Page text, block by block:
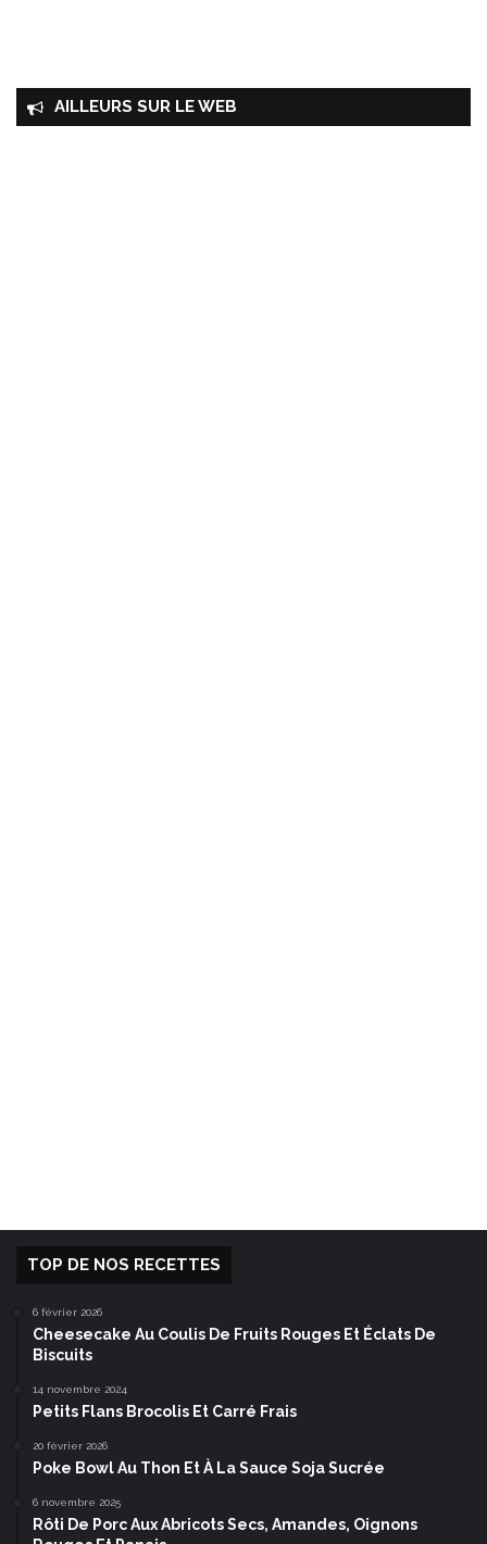
AILLEURS SUR LE WEB
TOP DE NOS RECETTES
6 février 2026
Cheesecake Au Coulis De Fruits Rouges Et Éclats De
Biscuits
14 novembre 2024
Petits Flans Brocolis Et Carré Frais
20 février 2026
Poke Bowl Au Thon Et À La Sauce Soja Sucrée
6 novembre 2025
Rôti De Porc Aux Abricots Secs, Amandes, Oignons